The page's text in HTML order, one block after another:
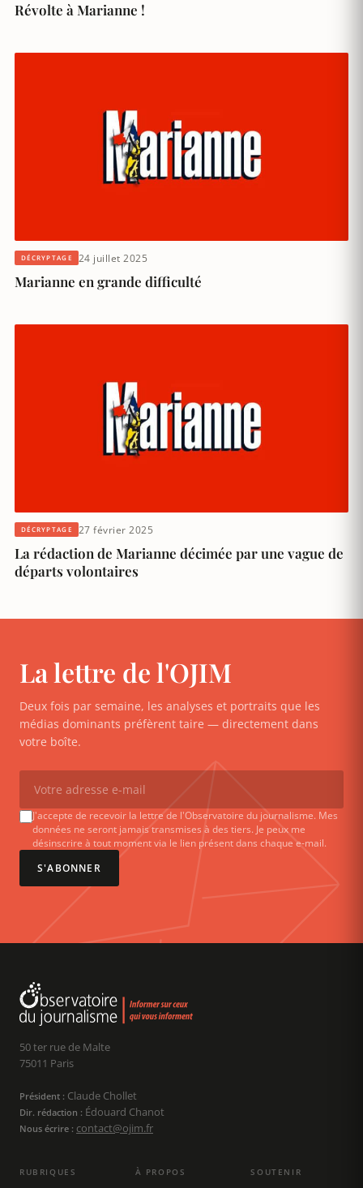
Révolte à Marianne !
DÉCRYPTAGE 24 juillet 2025
Marianne en grande difficulté
DÉCRYPTAGE 27 février 2025
La rédaction de Marianne décimée par une vague de
départs volontaires
La lettre de l'OJIM
Deux fois par semaine, les analyses et portraits que les
médias dominants préfèrent taire — directement dans
votre boîte.
J'accepte de recevoir la lettre de l'Observatoire du journalisme. Mes
données ne seront jamais transmises à des tiers. Je peux me
désinscrire à tout moment via le lien présent dans chaque e-mail.
S'ABONNER
50 ter rue de Malte
75011 Paris
Président : Claude Chollet
Dir. rédaction : Édouard Chanot
Nous écrire : contact@ojim.fr
RUBRIQUES À PROPOS SOUTENIR